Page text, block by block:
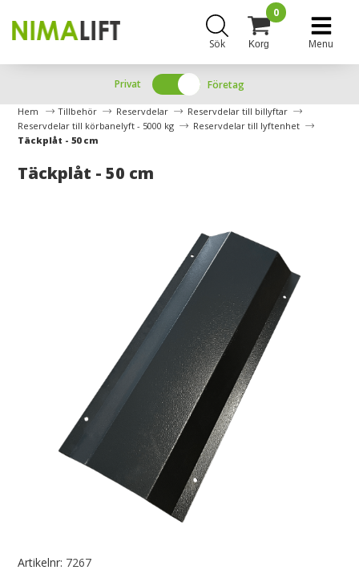
Sök Korg
0
Menu
Privat Företag
Hem Tillbehör Reservdelar
Reservdelar till billyftar
Reservdelar till körbanelyft - 5000 kg
Reservdelar till lyftenhet
Täckplåt - 50 cm
Täckplåt - 50 cm
Artikelnr: 7267